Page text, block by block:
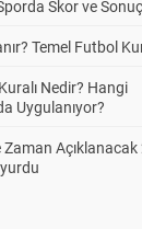
Skor ve
Temel Futbol
Nedir? Hangi
Uygulanıyor?
Zaman